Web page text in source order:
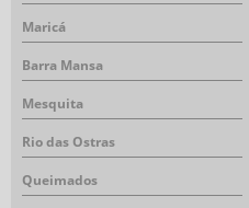
Maricá
Barra Mansa
Mesquita
Rio das Ostras
Queimados